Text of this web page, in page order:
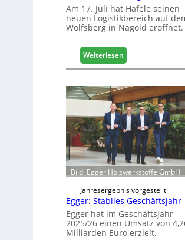
g
i
t
i
i
e
r
t
s
c
h
Am 17. Juli hat Häfele seinen
neuen Logistikbereich auf
Wolfsberg in Nagold eröffnet.
Weiterlesen:
H
f
e
l
e
e
r
ö
f
f
n
e
t
L
o
Bild: Egger Holzwerkstoffe GmbH
Jahresergebnis vorgestellt
Egger: Stabiles Geschäftsjahr
Egger hat im Geschäftsjahr
2025/26 einen Umsatz von
Milliarden Euro erzielt.